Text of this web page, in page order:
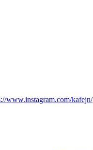
www.instagram.com/kafejn/